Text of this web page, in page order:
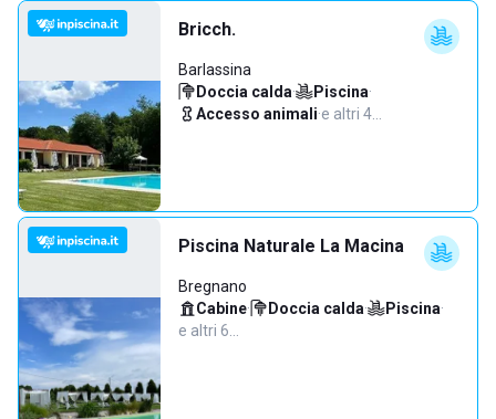
Bricch.
Barlassina
Doccia calda· Piscina·
Accesso animali·e altri 4…
Piscina Naturale La Macina
Bregnano
Cabine· Doccia calda· Piscina·
e altri 6…